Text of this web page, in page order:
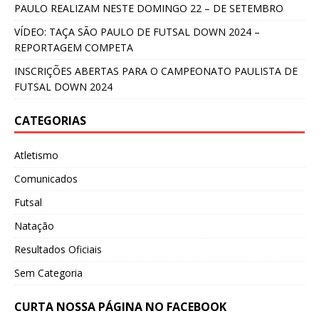
PAULO REALIZAM NESTE DOMINGO 22 – DE SETEMBRO
VÍDEO: TAÇA SÃO PAULO DE FUTSAL DOWN 2024 –
REPORTAGEM COMPETA
INSCRIÇÕES ABERTAS PARA O CAMPEONATO PAULISTA DE
FUTSAL DOWN 2024
CATEGORIAS
Atletismo
Comunicados
Futsal
Natação
Resultados Oficiais
Sem Categoria
CURTA NOSSA PÁGINA NO FACEBOOK